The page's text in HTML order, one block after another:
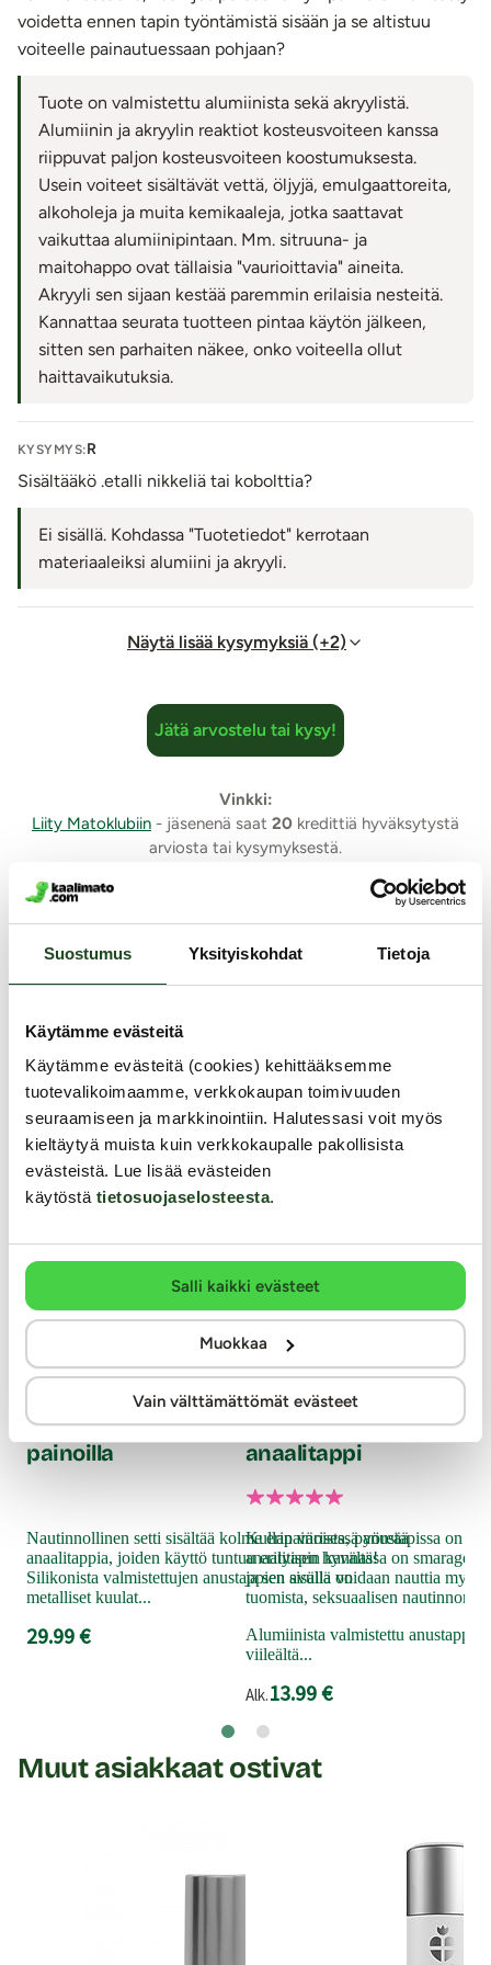
Suostumus Yksityiskohdat Tietoja
Käytämme evästeitä
Käytämme evästeitä (cookies) kehittääksemme
tuotevalikoimaamme, verkkokaupan toimivuuden
seuraamiseen ja markkinointiin. Halutessasi voit myös
kieltäytyä muista kuin verkkokaupalle pakollisista
evästeistä. Lue lisää evästeiden
käytöstä tietosuojaselosteesta.
Salli kaikki evästeet
Muokkaa
Vain välttämättömät evästeet
voidetta ennen tapin työntämistä sisään ja se altistuu
voiteelle painautuessaan pohjaan?
Tuote on valmistettu alumiinista sekä akryylistä.
Alumiinin ja akryylin reaktiot kosteusvoiteen kanssa
riippuvat paljon kosteusvoiteen koostumuksesta.
Usein voiteet sisältävät vettä, öljyjä, emulgaattoreita,
alkoholeja ja muita kemikaaleja, jotka saattavat
vaikuttaa alumiinipintaan. Mm. sitruuna- ja
maitohappo ovat tällaisia "vaurioittavia" aineita.
Akryyli sen sijaan kestää paremmin erilaisia nesteitä.
Kannattaa seurata tuotteen pintaa käytön jälkeen,
sitten sen parhaiten näkee, onko voiteella ollut
haittavaikutuksia.
KYSYMYS:R
Sisältääkö .etalli nikkeliä tai kobolttia?
Ei sisällä. Kohdassa "Tuotetiedot" kerrotaan
materiaaleiksi alumiini ja akryyli.
Näytä lisää kysymyksiä (+2)
Jätä arvostelu tai kysy!
Vinkki:
Liity Matoklubiin - jäsenenä saat 20 kredittiä hyväksytystä
arviosta tai kysymyksestä.
Samankaltaisia tuotteita
Nanma
Under Night Tumbler - Anustapit
painoilla
Nautinnollinen setti sisältää kolme eripainoista, pyöreää
anaalitappia, joiden käyttö tuntuu erityisen hyvältä!
Silikonista valmistettujen anustappien sisällä on
metalliset kuulat...
29.99 €
Ouch
Emerald Green -
anaalitappi
Kullan värisessä anustapissa on
anaalitapin kannassa on
ja sen avulla voidaan nauttia myös
tuomista, seksuaalisen nautinnon
Alumiinista valmistettu anustappi
viileältä...
Alk.13.99 €
Alk.
Muut asiakkaat ostivat